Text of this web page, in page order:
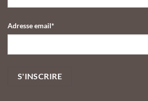
Adresse email*